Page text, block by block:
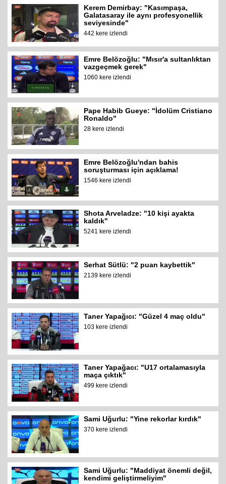
Kerem Demirbay: "Kasımpaşa,
Galatasaray ile aynı profesyonellik
seviyesinde"
442 kere izlendi
Emre Belözoğlu: "Mısır'a sultanlıktan
vazgeçmek gerek"
1060 kere izlendi
Pape Habib Gueye: "İdolüm Cristiano
Ronaldo"
28 kere izlendi
Emre Belözoğlu'ndan bahis
soruşturması için açıklama!
1546 kere izlendi
Shota Arveladze: "10 kişi ayakta
kaldık"
5241 kere izlendi
Serhat Sütlü: "2 puan kaybettik"
2139 kere izlendi
Taner Yapağıcı: "Güzel 4 maç oldu"
103 kere izlendi
Taner Yapağacı: "U17 ortalamasıyla
maça çıktık"
499 kere izlendi
Sami Uğurlu: "Yine rekorlar kırdık"
370 kere izlendi
Sami Uğurlu: "Maddiyat önemli değil,
kendimi geliştirmeliyim"